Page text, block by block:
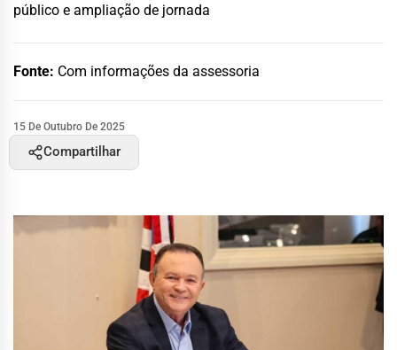
público e ampliação de jornada
Fonte: Com informações da assessoria
15 De Outubro De 2025
Compartilhar